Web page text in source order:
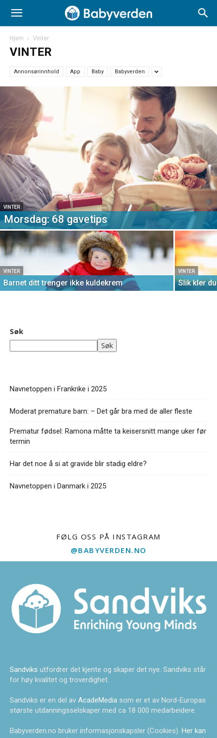
Hjem Vinter
VINTER
Annonsørinnhold App Baby Babyverden
VINTER
Morsdag: 68 gavetips
VINTER
Barnet ditt trenger ikke kuldekrem
VINTER
Slik kler
Søk
Søk
Navnetoppen i Frankrike i 2025
Moderat premature barn: – Det går bra med de aller fleste
Prematur fødsel: Ramona måtte ta keisersnitt mange uker før
termin
Har det noe å si at gravide blir stadig eldre?
Navnetoppen i Danmark i 2025
FØLG OSS PÅ INSTAGRAM
@BABYVERDEN.NO
Sandviks utfordrer det kjente og skaper det nye. Sandviks står
for høy kvalitet og troverdighet.
Sandviks er en del av AcadeMedia som er et av Nord-Europas
største utdanningsselskaper med ca 18 000 medarbeidere.
Babyverden.no bruker informasjonskapsler (Cookies). Her kan